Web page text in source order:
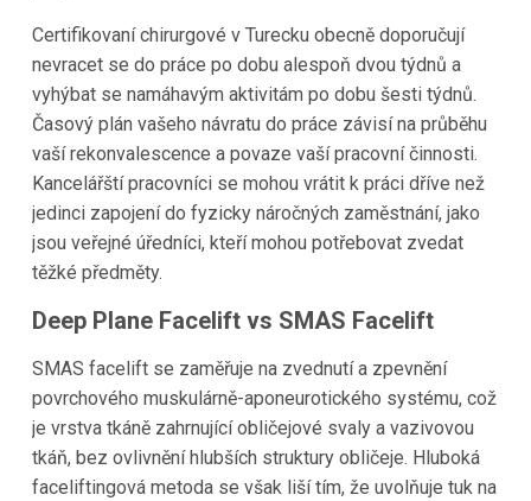
Certifikovaní chirurgové v Turecku obecně doporučují
nevracet se do práce po dobu alespoň dvou týdnů a
vyhýbat se namáhavým aktivitám po dobu šesti týdnů.
Časový plán vašeho návratu do práce závisí na průběhu
vaší rekonvalescence a povaze vaší pracovní činnosti.
Kancelářští pracovníci se mohou vrátit k práci dříve než
jedinci zapojení do fyzicky náročných zaměstnání, jako
jsou veřejné úředníci, kteří mohou potřebovat zvedat
těžké předměty.
Deep Plane Facelift vs SMAS Facelift
SMAS facelift se zaměřuje na zvednutí a zpevnění
povrchového muskulárně-aponeurotického systému, což
je vrstva tkáně zahrnující obličejové svaly a vazivovou
tkáň, bez ovlivnění hlubších struktury obličeje. Hluboká
faceliftingová metoda se však liší tím, že uvolňuje tuk na